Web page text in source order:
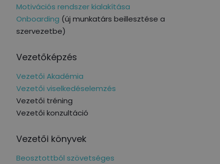
Motivációs rendszer kialakítása
Onboarding (új munkatárs beillesztése a
szervezetbe)
Vezetőképzés
Vezetői Akadémia
Vezetői viselkedéselemzés
Vezetői tréning
Vezetői konzultáció
Vezetői könyvek
Beosztottból szövetséges